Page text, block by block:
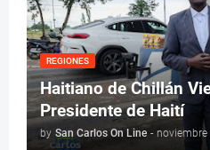
REGIONES
Haitiano de Chillán
Presidente de Haití
by San Carlos On Line - noviembre